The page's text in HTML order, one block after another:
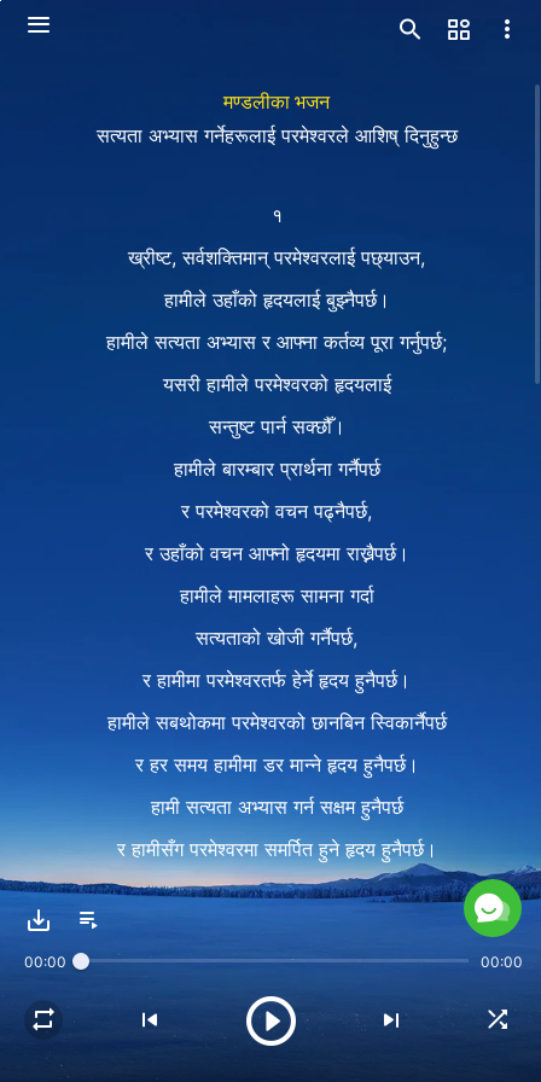
मण्डलीका भजन
सत्यता अभ्यास गर्नेहरूलाई परमेश्‍वरले आशिष् दिनुहुन्छ
१
ख्रीष्ट, सर्वशक्तिमान् परमेश्‍वरलाई पछ्याउन,
हामीले उहाँको हृदयलाई बुझ्नैपर्छ।
हामीले सत्यता अभ्यास र आफ्ना कर्तव्य पूरा गर्नुपर्छ;
यसरी हामीले परमेश्‍वरको हृदयलाई
सन्तुष्ट पार्न सक्छौँ।
हामीले बारम्बार प्रार्थना गर्नैपर्छ
र परमेश्‍वरको वचन पढ्नैपर्छ,
र उहाँको वचन आफ्नो हृदयमा राख्नैपर्छ।
हामीले मामलाहरू सामना गर्दा
सत्यताको खोजी गर्नैपर्छ,
र हामीमा परमेश्‍वरतर्फ हेर्ने हृदय हुनैपर्छ।
हामीले सबथोकमा परमेश्‍वरको छानबिन स्विकार्नैपर्छ
र हर समय हामीमा डर मान्ने हृदय हुनैपर्छ।
हामी सत्यता अभ्यास गर्न सक्षम हुनैपर्छ
र हामीसँग परमेश्‍वरमा समर्पित हुने हृदय हुनैपर्छ।
हामीले सत्यता बुझ्नैपर्छ,
आफूलाई परमेश्‍वरका योजनाबद्ध कार्यको
00:00 00:00